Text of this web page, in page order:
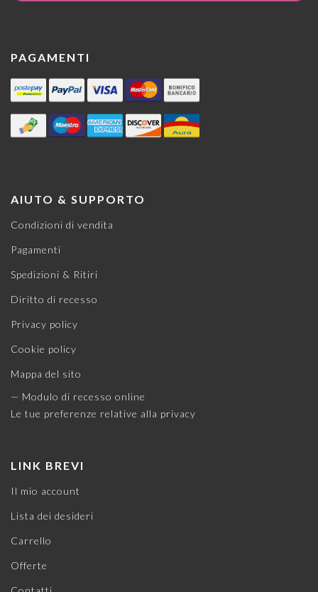
PAGAMENTI
AIUTO & SUPPORTO
Condizioni di vendita
Pagamenti
Spedizioni & Ritiri
Diritto di recesso
Privacy policy
Cookie policy
Mappa del sito
— Modulo di recesso online
Le tue preferenze relative alla privacy
LINK BREVI
Il mio account
Lista dei desideri
Carrello
Offerte